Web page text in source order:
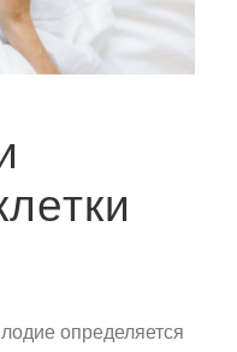
определяется